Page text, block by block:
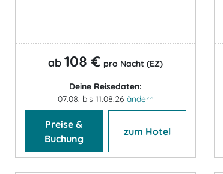
ab 108 € pro Nacht (EZ)
Deine Reisedaten:
07.08. bis 11.08.26 ändern
Preise &
Buchung
zum Hotel